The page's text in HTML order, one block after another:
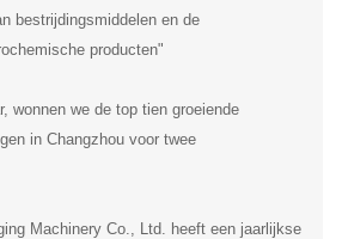
bestrijdingsmiddelen en de
producten"
wonnen we de top tien groeiende
in Changzhou voor twee
Machinery Co., Ltd. heeft een jaarlijkse